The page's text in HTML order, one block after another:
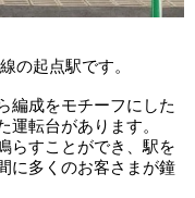
の起点駅です。
編成をモチーフにした
転台があります。
らすことができ、駅を
に多くのお客さまが鐘